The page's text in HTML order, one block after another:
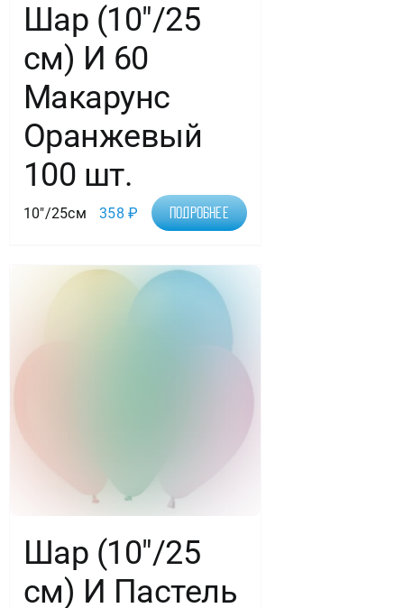
Шар (10″/25
см) И 60
Макарунс
Оранжевый
100 шт.
10"/25см 358₽ Подробнее
Шар (10″/25
см) И Пастель